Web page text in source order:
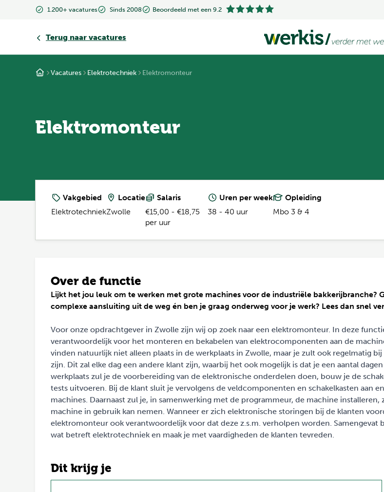
1.200+ vacatures Sinds 2008 Beoordeeld met een 9.2
Terug naar vacatures
Vacatures Elektrotechniek Elektromonteur
Elektromonteur
Vakgebied
Elektrotechniek
Locatie
Zwolle
Salaris
€15,00 - €18,75
per uur
Uren per week
38 - 40 uur
Opleiding
Mbo 3 & 4
Over de functie
Lijkt het jou leuk om te werken met grote machines voor de industriële bakkerijbranche?
complexe aansluiting uit de weg én ben je graag onderweg voor je werk? Lees dan snel
Voor onze opdrachtgever in Zwolle zijn wij op zoek naar een elektromonteur. In deze
verantwoordelijk voor het monteren en bekabelen van elektrocomponenten aan de
vinden natuurlijk niet alleen plaats in de werkplaats in Zwolle, maar je zult ook regelmatig
zijn. Dit zal elke dag een andere klant zijn, waarbij het ook mogelijk is dat je een aantal
werkplaats zul je de voorbereiding van de elektronische onderdelen doen, bouw je de
tests uitvoeren. Bij de klant sluit je vervolgens de veldcomponenten en schakelkasten aan
machines. Daarnaast zul je, in samenwerking met de programmeur, de machine installeren,
machine in gebruik kan nemen. Wanneer er zich elektronische storingen bij de klanten
elektromonteur ook verantwoordelijk voor dat deze z.s.m. verholpen worden. Samengevat
wat betreft elektrotechniek en maak je met vaardigheden de klanten tevreden.
Dit krijg je